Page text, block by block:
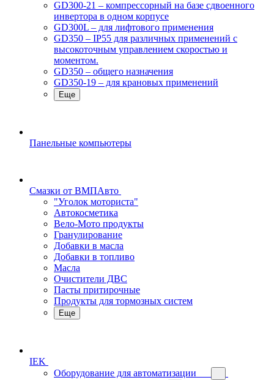
GD300-21 – компрессорный на базе сдвоенного
инвертора в одном корпусе
GD300L – для лифтового применения
GD350 – IP55 для различных применений с
высокоточным управлением скоростью и
моментом.
GD350 – общего назначения
GD350-19 – для крановых применений
Еще
Панельные компьютеры
Смазки от ВМПАвто
"Уголок моториста"
Автокосметика
Вело-Мото продукты
Гранулирование
Добавки в масла
Добавки в топливо
Масла
Очистители ДВС
Пасты притирочные
Продукты для тормозных систем
Еще
IEK
Оборудование для автоматизации